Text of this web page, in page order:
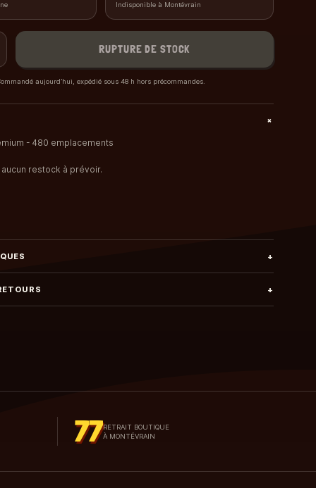
Indisponible à Montévrain
RUPTURE DE STOCK
aujourd’hui, expédié sous 48 h hors précommandes.
+
- 480 emplacements
: aucun restock à prévoir.
+
+
77RETRAIT BOUTIQUE
À MONTÉVRAIN